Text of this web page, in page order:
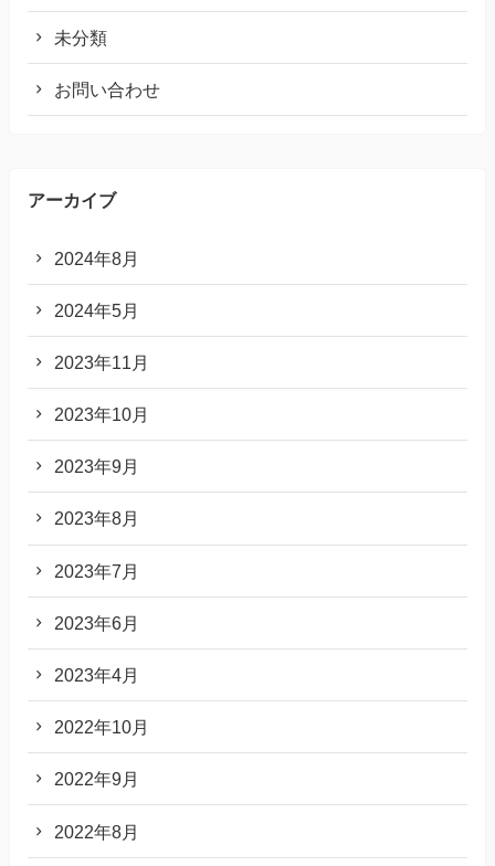
未分類
お問い合わせ
アーカイブ
2024年8月
2024年5月
2023年11月
2023年10月
2023年9月
2023年8月
2023年7月
2023年6月
2023年4月
2022年10月
2022年9月
2022年8月